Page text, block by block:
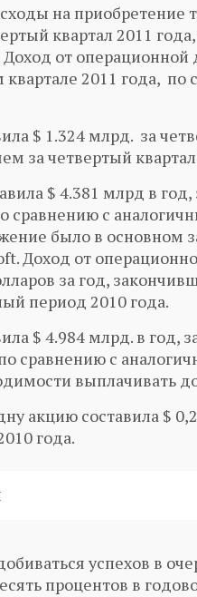
на приобретение
квартал 2011
от операционной
2011 года, по
$ 1.324 млрд. за
за четвертый квартал
$ 4.381 млрд в
сравнению с
было в основном
Доход от
за год,
период 2010 года.
$ 4.984 млрд. в год,
сравнению с
выплачивать
акцию составила $
года.
успехов в
процентов в